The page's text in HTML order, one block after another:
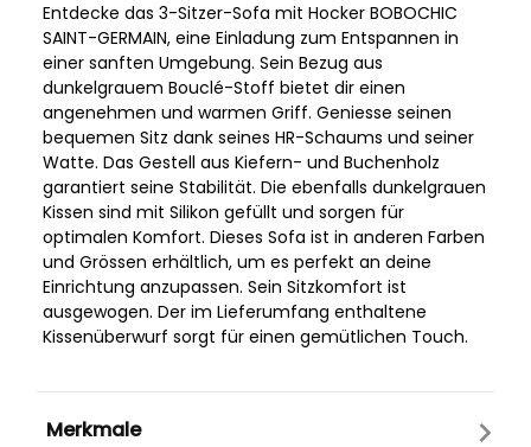
Entdecke das 3-Sitzer-Sofa mit Hocker BOBOCHIC
SAINT-GERMAIN, eine Einladung zum Entspannen in
einer sanften Umgebung. Sein Bezug aus
dunkelgrauem Bouclé-Stoff bietet dir einen
angenehmen und warmen Griff. Geniesse seinen
bequemen Sitz dank seines HR-Schaums und seiner
Watte. Das Gestell aus Kiefern- und Buchenholz
garantiert seine Stabilität. Die ebenfalls dunkelgrauen
Kissen sind mit Silikon gefüllt und sorgen für
optimalen Komfort. Dieses Sofa ist in anderen Farben
und Grössen erhältlich, um es perfekt an deine
Einrichtung anzupassen. Sein Sitzkomfort ist
ausgewogen. Der im Lieferumfang enthaltene
Kissenüberwurf sorgt für einen gemütlichen Touch.
Merkmale